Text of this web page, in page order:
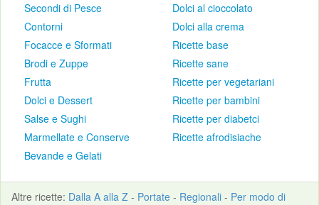
Secondi di Pesce
Contorni
Focacce e Sformati
Brodi e Zuppe
Frutta
Dolci e Dessert
Salse e Sughi
Marmellate e Conserve
Bevande e Gelati
Dolci al cioccolato
Dolci alla crema
Ricette base
Ricette sane
Ricette per vegetariani
Ricette per bambini
Ricette per diabetci
Ricette afrodisiache
Altre ricette: Dalla A alla Z - Portate - Regionali - Per modo di